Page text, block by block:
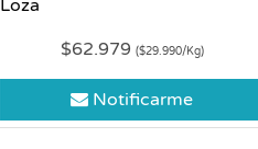
Loza
$62.979 ($29.990/Kg)
Notificarme